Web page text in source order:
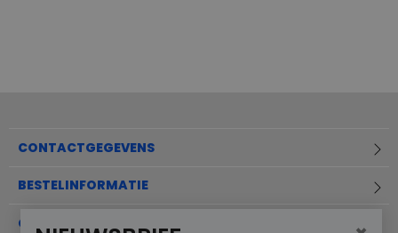
CONTACTGEGEVENS
BESTELINFORMATIE
OVER MERKSCHOENENSTUNTER.NL